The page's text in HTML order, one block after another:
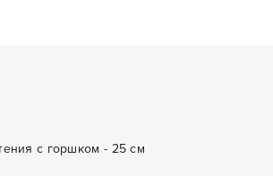
с горшком - 25 см